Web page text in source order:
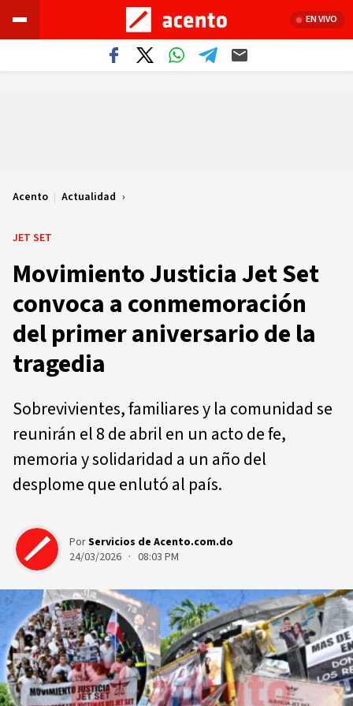
EN VIVO
Acento | Actualidad
JET SET
Movimiento Justicia Jet Set
convoca a conmemoración
del primer aniversario de la
tragedia
Sobrevivientes, familiares y la comunidad se
reunirán el 8 de abril en un acto de fe,
memoria y solidaridad a un año del
desplome que enlutó al país.
PorServicios de Acento.com.do
24/03/2026 · 08:03 PM